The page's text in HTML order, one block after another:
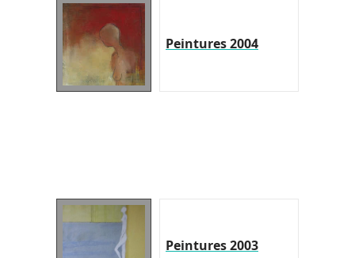
Peintures 2004
Peintures 2003